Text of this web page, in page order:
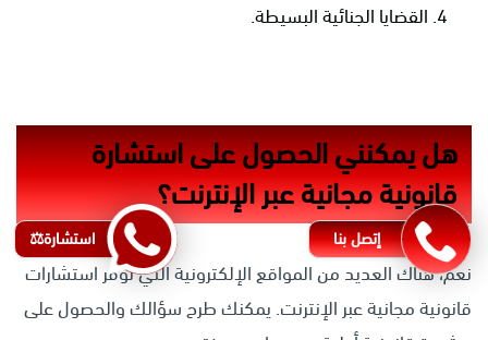
القضايا الجنائية البسيطة.
هل يمكنني الحصول على استشارة
قانونية مجانية عبر الإنترنت؟
نعم، هناك العديد من المواقع الإلكترونية التي توفر استشارات
قانونية مجانية عبر الإنترنت. يمكنك طرح سؤالك والحصول على
إتصل بنا استشارة⚖️